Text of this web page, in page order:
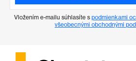
Vložením e-mailu súhlasíte s podmienkami
všeobecnými obchodnými